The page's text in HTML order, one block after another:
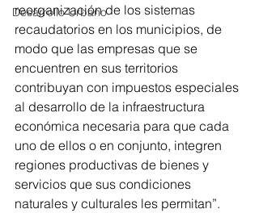
Desarrollo Urbano
reorganización de los sistemas
recaudatorios en los municipios, de
modo que las empresas que se
encuentren en sus territorios
contribuyan con impuestos especiales
al desarrollo de la infraestructura
económica necesaria para que cada
uno de ellos o en conjunto, integren
regiones productivas de bienes y
servicios que sus condiciones
naturales y culturales les permitan”.